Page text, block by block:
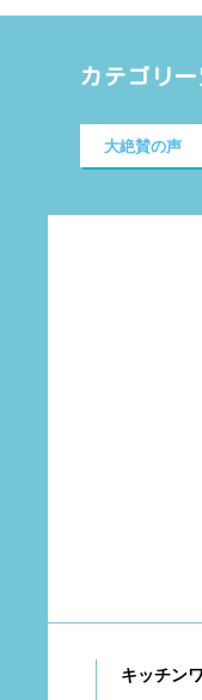
カテゴリ一
大絶賛の声
キッチン